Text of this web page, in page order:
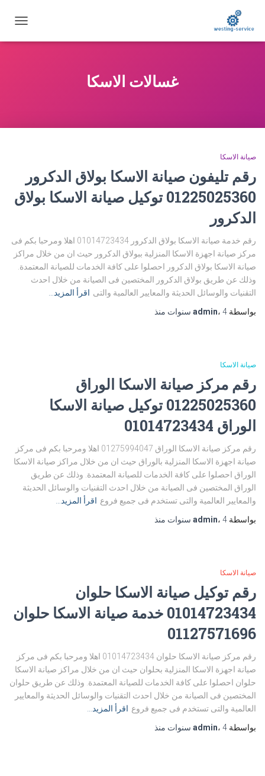
التنقل
غسالات الاسكا
صيانة الاسكا
رقم تليفون صيانة الاسكا بولاق الدكرور
01225025360 توكيل صيانة الاسكا بولاق
الدكرور
رقم خدمة صيانة الاسكا بولاق الدكرور 01014723434 اهلا ومرحبا بكم فى
مركز صيانة اجهزة الاسكا المنزلية ببولاق الدكرور حيث ان من خلال مراكز
صيانة الاسكا بولاق الدكرور احصلوا على كافة الخدمات للصيانة المعتمدة.
وذلك عن طريق بولاق الدكرور المختصين فى الصيانة من خلال احدث
التقنيات والوسائل الحديثة والمعايير العالمية والتى اقرأ المزيد…
بواسطة
admin، 4 سنوات منذ
صيانة الاسكا
رقم مركز صيانة الاسكا الوراق
01225025360 توكيل صيانة الاسكا
الوراق 01014723434
رقم مركز صيانة الاسكا الوراق 01275994047 اهلا ومرحبا بكم فى مركز
صيانة اجهزة الاسكا المنزلية بالوراق حيث ان من خلال مراكز صيانة الاسكا
الوراق احصلوا على كافة الخدمات للصيانة المعتمدة. وذلك عن طريق
الوراق المختصين فى الصيانة من خلال احدث التقنيات والوسائل الحديثة
والمعايير العالمية والتى تستخدم فى جميع فروع اقرأ المزيد…
بواسطة
admin، 4 سنوات منذ
صيانة الاسكا
رقم توكيل صيانة الاسكا حلوان
01014723434 خدمة صيانة الاسكا حلوان
01127571696
رقم مركز صيانة الاسكا حلوان 01014723434 اهلا ومرحبا بكم فى مركز
صيانة اجهزة الاسكا المنزلية بحلوان حيث ان من خلال مراكز صيانة الاسكا
حلوان احصلوا على كافة الخدمات للصيانة المعتمدة. وذلك عن طريق حلوان
المختصين فى الصيانة من خلال احدث التقنيات والوسائل الحديثة والمعايير
العالمية والتى تستخدم فى جميع فروع اقرأ المزيد…
بواسطة
admin، 4 سنوات منذ